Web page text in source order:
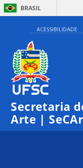
BRASIL
ACESSIBILIDADE
Secretaria
Arte |
0:00
1:00